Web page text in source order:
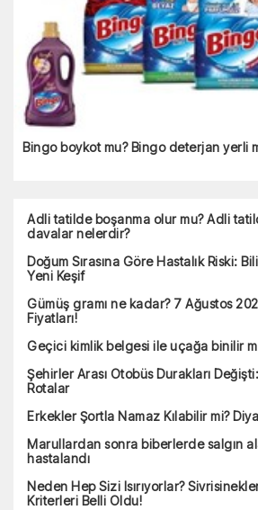
Bingo boykot mu? Bingo deterjan yerli
Adli tatilde boşanma olur mu? Adli
davalar nelerdir?
Doğum Sırasına Göre Hastalık Riski:
Yeni Keşif
Gümüş gramı ne kadar? 7 Ağustos
Fiyatları!
Geçici kimlik belgesi ile uçağa binilir
Şehirler Arası Otobüs Durakları
Rotalar
Erkekler Şortla Namaz Kılabilir mi?
Marullardan sonra biberlerde salgın
hastalandı
Neden Hep Sizi Isırıyorlar?
Kriterleri Belli Oldu!